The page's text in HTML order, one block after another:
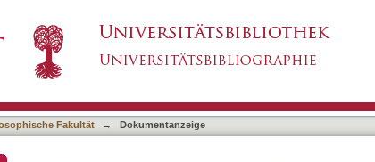
Fakultät → Dokumentanzeige